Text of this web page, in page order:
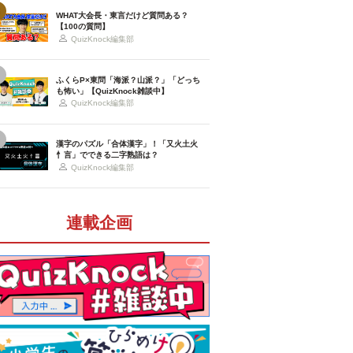
WHAT大会長・東言だけど質問ある？
【100の質問】
QuizKnock編集部
ふくらP×東問「海派？山派？」「どっち
も怖い」【QuizKnock雑談中】
QuizKnock編集部
漢字のパズル「合体漢字」！「又火土火
忄言」でできる二字熟語は？
QuizKnock編集部
連載企画